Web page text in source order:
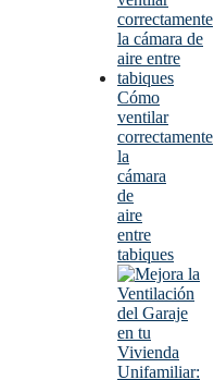
Cómo
ventilar
correctamente
la
cámara
de
aire
entre
tabiques